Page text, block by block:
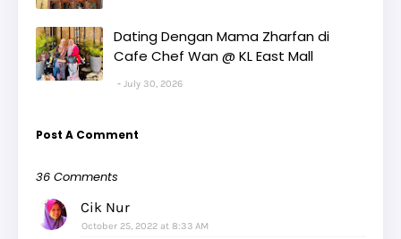
Dating Dengan Mama Zharfan di
Cafe Chef Wan @ KL East Mall
July 30, 2026
Post A Comment
36 Comments
Cik Nur
October 25, 2022 at 8:33 AM